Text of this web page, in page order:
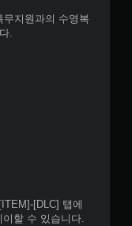
지원과의 수영복
.
[DLC] 탭에
할 수 있습니다.